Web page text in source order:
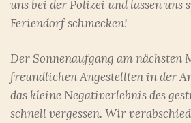
uns bei der Polizei und lassen uns
Feriendorf schmecken!
Der Sonnenaufgang am nächsten
freundlichen Angestellten in der
das kleine Negativerlebnis des
schnell vergessen. Wir